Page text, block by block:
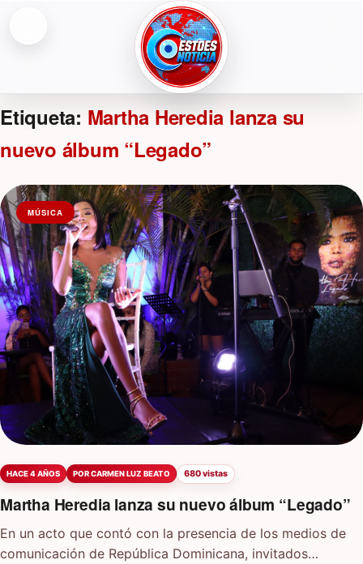
ESTOESNOTICIA|NOTICIAS
Etiqueta: Martha Heredia lanza su
nuevo álbum “Legado”
MÚSICA
HACE 4 AÑOS POR CARMEN LUZ BEATO 680 vistas
Martha Heredia lanza su nuevo álbum “Legado”
En un acto que contó con la presencia de los medios de
comunicación de República Dominicana, invitados